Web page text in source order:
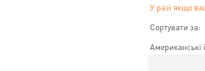
У разі якщо
Сортувати за:
Американські